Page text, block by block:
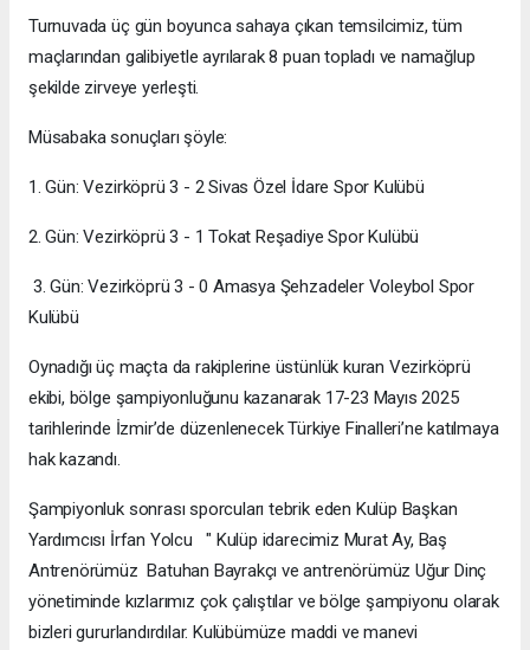
Turnuvada üç gün boyunca sahaya çıkan temsilcimiz, tüm
maçlarından galibiyetle ayrılarak 8 puan topladı ve namağlup
şekilde zirveye yerleşti.
Müsabaka sonuçları şöyle:
1. Gün: Vezirköprü 3 - 2 Sivas Özel İdare Spor Kulübü
2. Gün: Vezirköprü 3 - 1 Tokat Reşadiye Spor Kulübü
3. Gün: Vezirköprü 3 - 0 Amasya Şehzadeler Voleybol Spor
Kulübü
Oynadığı üç maçta da rakiplerine üstünlük kuran Vezirköprü
ekibi, bölge şampiyonluğunu kazanarak 17-23 Mayıs 2025
tarihlerinde İzmir’de düzenlenecek Türkiye Finalleri’ne katılmaya
hak kazandı.
Şampiyonluk sonrası sporcuları tebrik eden Kulüp Başkan
Yardımcısı İrfan Yolcu " Kulüp idarecimiz Murat Ay, Baş
Antrenörümüz Batuhan Bayrakçı ve antrenörümüz Uğur Dinç
yönetiminde kızlarımız çok çalıştılar ve bölge şampiyonu olarak
bizleri gururlandırdılar. Kulübümüze maddi ve manevi